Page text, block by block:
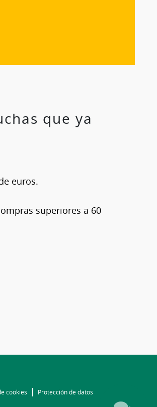
que ya
euros.
superiores a 60
cookies Protección de datos